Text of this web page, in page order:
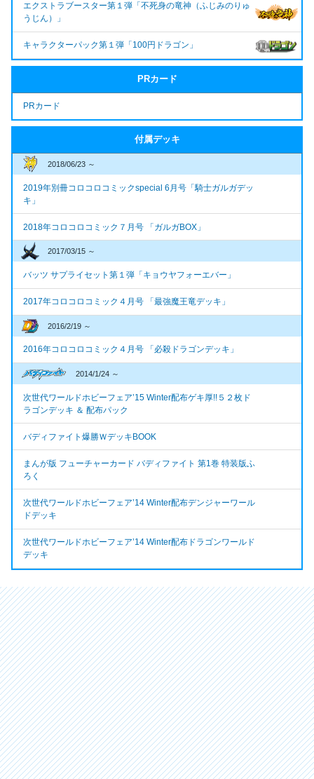
エクストラブースター第１弾「不死身の竜神（ふじみのりゅ
うじん）」
キャラクターパック第１弾「100円ドラゴン」
PRカード
PRカード
付属デッキ
2018/06/23 ～
2019年別冊コロコロコミックspecial 6月号「騎士ガルガデッ
キ」
2018年コロコロコミック７月号 「ガルガBOX」
2017/03/15 ～
バッツ サプライセット第１弾「キョウヤフォーエバー」
2017年コロコロコミック４月号 「最強魔王竜デッキ」
2016/2/19 ～
2016年コロコロコミック４月号 「必殺ドラゴンデッキ」
2014/1/24 ～
次世代ワールドホビーフェア’15 Winter配布ゲキ厚!!５２枚ド
ラゴンデッキ ＆ 配布パック
バディファイト爆勝ＷデッキBOOK
まんが版 フューチャーカード バディファイト 第1巻 特装版ふ
ろく
次世代ワールドホビーフェア’14 Winter配布デンジャーワール
ドデッキ
次世代ワールドホビーフェア’14 Winter配布ドラゴンワールド
デッキ